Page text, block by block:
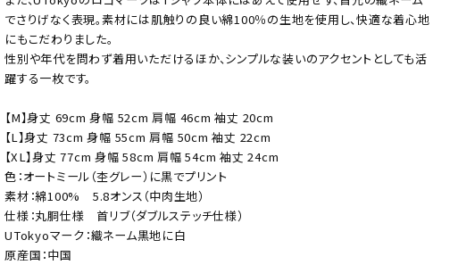
close
でさりげなく表現。素材には肌触りの良い綿100％の生地を使用し、快適な着心地
にもこだわりました。
性別や年代を問わず着用いただけるほか、シンプルな装いのアクセントとしても活
躍する一枚です。
【M】身丈 69cm 身幅 52cm 肩幅 46cm 袖丈 20cm
【L】身丈 73cm 身幅 55cm 肩幅 50cm 袖丈 22cm
【XL】身丈 77cm 身幅 58cm 肩幅 54cm 袖丈 24cm
色：オートミール（杢グレー）に黒でプリント
素材：綿100% 5.8オンス（中肉生地）
仕様：丸胴仕様 首リブ（ダブルステッチ仕様）
UTokyoマーク：織ネーム黒地に白
原産国：中国